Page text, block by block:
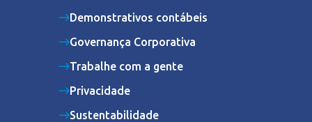
Demonstrativos contábeis
Governança Corporativa
Trabalhe com a gente
Privacidade
Sustentabilidade